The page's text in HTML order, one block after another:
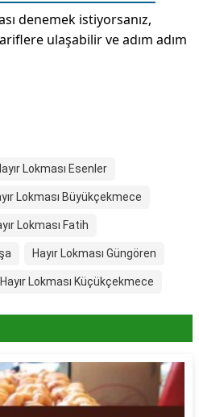
denemek istiyorsanız,
ulaşabilir ve adım adım
Lokması Esenler
Lokması Büyükçekmece
Lokması Fatih
Hayır Lokması Güngören
Hayır Lokması Küçükçekmece